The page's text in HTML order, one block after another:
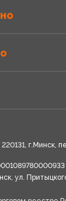
г.Минск,
ул.